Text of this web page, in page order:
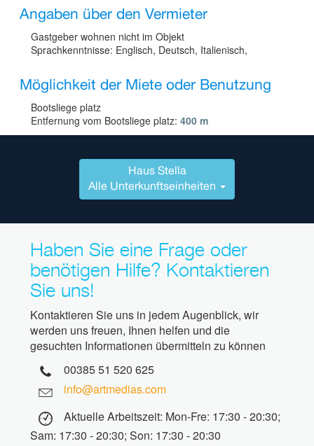
Angaben über den Vermieter
Gastgeber wohnen nicht im Objekt
Sprachkenntnisse: Englisch, Deutsch, Italienisch,
Möglichkeit der Miete oder Benutzung
Bootsliege platz
Entfernung vom Bootsliege platz: 400 m
Haus Stella
Alle Unterkunftseinheiten
Haben Sie eine Frage oder
benötigen Hilfe? Kontaktieren
Sie uns!
Kontaktieren Sie uns in jedem Augenblick, wir
werden uns freuen, Ihnen helfen und die
gesuchten Informationen übermitteln zu können
00385 51 520 625
info@artmedias.com
Aktuelle Arbeitszeit: Mon-Fre: 17:30 - 20:30;
Sam: 17:30 - 20:30; Son: 17:30 - 20:30